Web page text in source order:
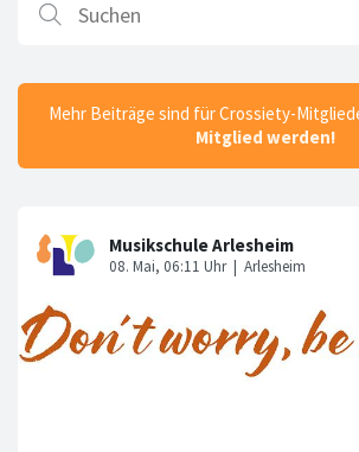
Mehr Beiträge sind für Crossiety-
Mitglied werden!